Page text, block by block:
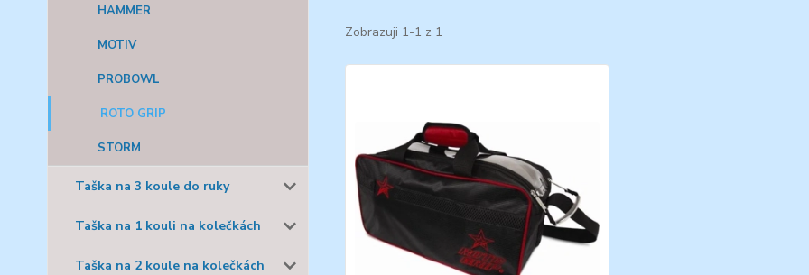
HAMMER
MOTIV
PROBOWL
ROTO GRIP
STORM
Taška na 3 koule do ruky
Taška na 1 kouli na kolečkách
Taška na 2 koule na kolečkách
Zobrazuji 1-1 z 1